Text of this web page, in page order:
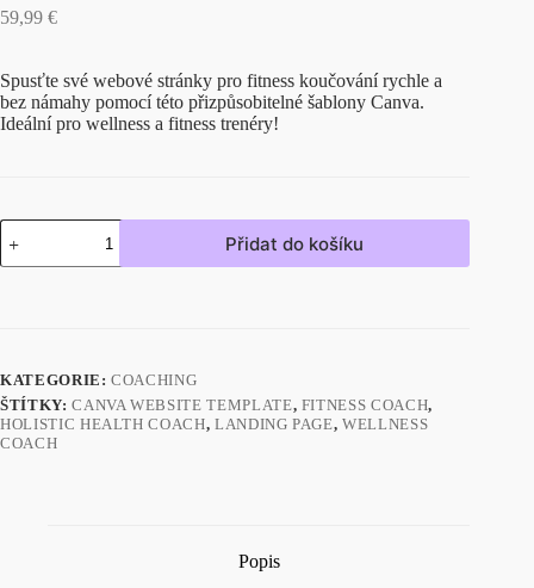
59,99 €
Spusťte své webové stránky pro fitness koučování rychle a
bez námahy pomocí této přizpůsobitelné šablony Canva.
Ideální pro wellness a fitness trenéry!
Přidat do košíku
KATEGORIE:COACHING
ŠTÍTKY:CANVA WEBSITE TEMPLATE, FITNESS COACH,
HOLISTIC HEALTH COACH, LANDING PAGE,WELLNESS
COACH
Popis